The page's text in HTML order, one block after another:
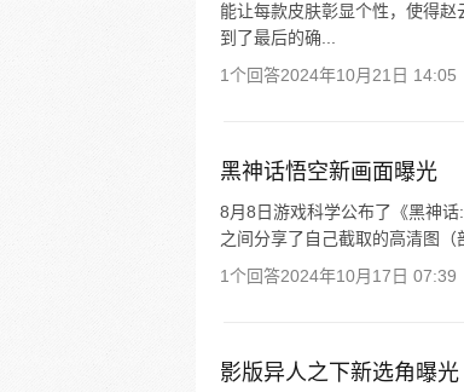
能让每款皮肤彰显个性，使得
到了最后的确...
1个回答2024年10月21日 14:05
黑神话悟空新画面曝光
8月8日游戏科学公布了《黑神
之间分享了自己截取的高清图（
1个回答2024年10月17日 07:39
影版异人之下新选角曝光